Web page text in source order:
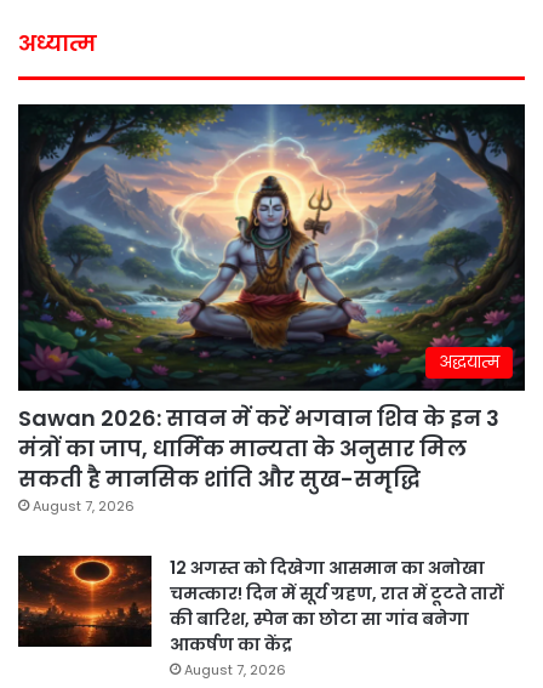
अध्यात्म
अद्धयात्म
Sawan 2026: सावन में करें भगवान शिव के इन 3
मंत्रों का जाप, धार्मिक मान्यता के अनुसार मिल
सकती है मानसिक शांति और सुख-समृद्धि
August 7, 2026
12 अगस्त को दिखेगा आसमान का अनोखा
चमत्कार! दिन में सूर्य ग्रहण, रात में टूटते तारों
की बारिश, स्पेन का छोटा सा गांव बनेगा
आकर्षण का केंद्र
August 7, 2026